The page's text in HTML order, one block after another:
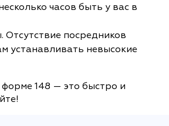
часов быть у вас в
Отсутствие посредников
устанавливать невысокие
148 — это быстро и